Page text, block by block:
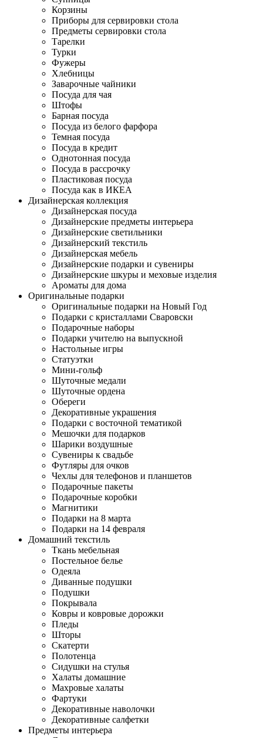
Корзины
Приборы для сервировки стола
Предметы сервировки стола
Тарелки
Турки
Фужеры
Хлебницы
Заварочные чайники
Посуда для чая
Штофы
Барная посуда
Посуда из белого фарфора
Темная посуда
Посуда в кредит
Однотонная посуда
Посуда в рассрочку
Пластиковая посуда
Посуда как в ИКЕА
Дизайнерская коллекция
Дизайнерская посуда
Дизайнерские предметы интерьера
Дизайнерские светильники
Дизайнерский текстиль
Дизайнерская мебель
Дизайнерские подарки и сувениры
Дизайнерские шкуры и меховые изделия
Ароматы для дома
Оригинальные подарки
Оригинальные подарки на Новый Год
Подарки с кристаллами Сваровски
Подарочные наборы
Подарки учителю на выпускной
Настольные игры
Статуэтки
Мини-гольф
Шуточные медали
Шуточные ордена
Обереги
Декоративные украшения
Подарки с восточной тематикой
Мешочки для подарков
Шарики воздушные
Сувениры к свадьбе
Футляры для очков
Чехлы для телефонов и планшетов
Подарочные пакеты
Подарочные коробки
Магнитики
Подарки на 8 марта
Подарки на 14 февраля
Домашний текстиль
Ткань мебельная
Постельное белье
Одеяла
Диванные подушки
Подушки
Покрывала
Ковры и ковровые дорожки
Пледы
Шторы
Скатерти
Полотенца
Сидушки на стулья
Халаты домашние
Махровые халаты
Фартуки
Декоративные наволочки
Декоративные салфетки
Предметы интерьера